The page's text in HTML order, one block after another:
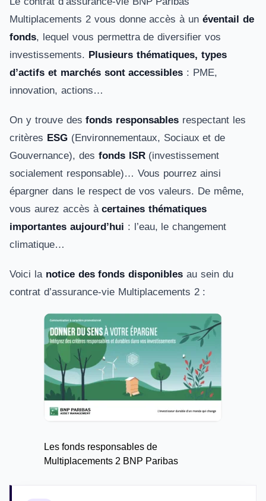
Multiplacements 2 vous donne accès à un éventail de
fonds, lequel vous permettra de diversifier vos
investissements. Plusieurs thématiques, types
d’actifs et marchés sont accessibles : PME,
innovation, actions…
On y trouve desfonds responsables respectant les
critères ESG(Environnementaux, Sociaux et de
Gouvernance), des fonds ISR (investissement
socialement responsable)… Vous pourrez ainsi
épargner dans le respect de vos valeurs. De même,
vous aurez accès àcertaines thématiques
importantes aujourd’hui : l’eau, le changement
climatique…
Voici la notice des fonds disponibles au sein du
contrat d’assurance-vie Multiplacements 2 :
Les fonds responsables de
Multiplacements 2 BNP Paribas